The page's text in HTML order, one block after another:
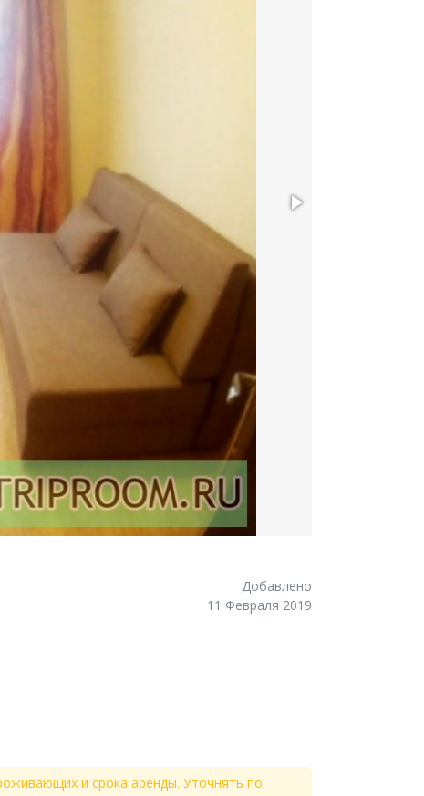
Добавлено
11 Февраля 2019
и срока аренды. Уточнять по